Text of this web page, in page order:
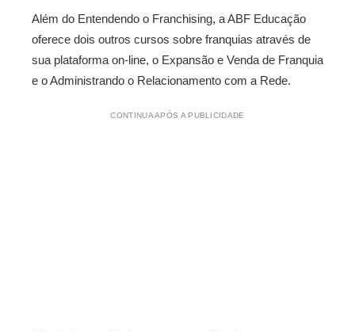
Além do Entendendo o Franchising, a ABF Educação
oferece dois outros cursos sobre franquias através de
sua plataforma on-line, o Expansão e Venda de Franquia
e o Administrando o Relacionamento com a Rede.
CONTINUA APÓS A PUBLICIDADE